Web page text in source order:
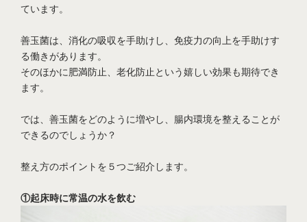
ています。
善玉菌は、消化の吸収を手助けし、免疫力の向上を手助けす
る働きがあります。
そのほかに肥満防止、老化防止という嬉しい効果も期待でき
ます。
では、善玉菌をどのように増やし、腸内環境を整えることが
できるのでしょうか？
整え方のポイントを５つご紹介します。
①起床時に常温の水を飲む